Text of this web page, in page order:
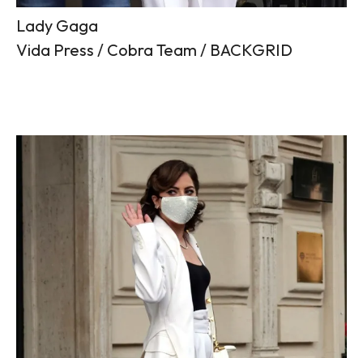
Lady Gaga
Vida Press / Cobra Team / BACKGRID